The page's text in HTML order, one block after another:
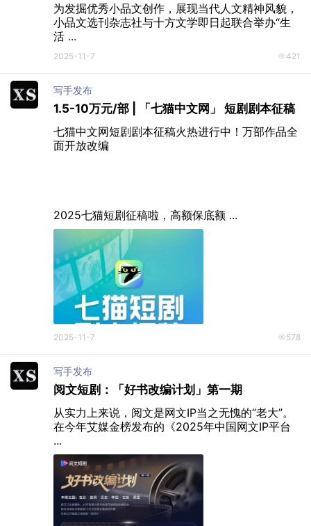
为发掘优秀小品文创作，展现当代人文精神风貌，
小品文选刊杂志社与十方文学即日起联合举办“生
活 ...
2025-11-7 421
写手发布
1.5-10万元/部 | 「七猫中文网」 短剧剧本征稿
七猫中文网短剧剧本征稿火热进行中！万部作品全
面开放改编
2025七猫短剧征稿啦，高额保底额 ...
2025-11-7 578
写手发布
阅文短剧：「好书改编计划」第一期
从实力上来说，阅文是网文IP当之无愧的“老大”。
在今年艾媒金榜发布的《2025年中国网文IP平台
...